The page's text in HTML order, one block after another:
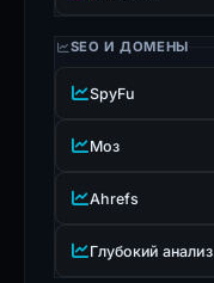
SEO И ДОМЕНЫ
SpyFu
Моз
Ahrefs
Глубокий анализ